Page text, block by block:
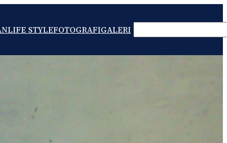
LIFE STYLEFOTOGRAFIGALERI SEARCH